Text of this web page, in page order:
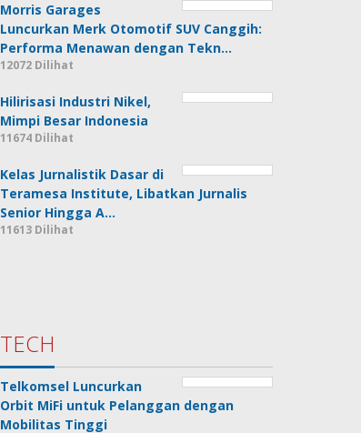
Morris Garages
Luncurkan Merk Otomotif SUV Canggih:
Performa Menawan dengan Tekn…
12072 Dilihat
Hilirisasi Industri Nikel,
Mimpi Besar Indonesia
11674 Dilihat
Kelas Jurnalistik Dasar di
Teramesa Institute, Libatkan Jurnalis
Senior Hingga A…
11613 Dilihat
TECH
Telkomsel Luncurkan
Orbit MiFi untuk Pelanggan dengan
Mobilitas Tinggi